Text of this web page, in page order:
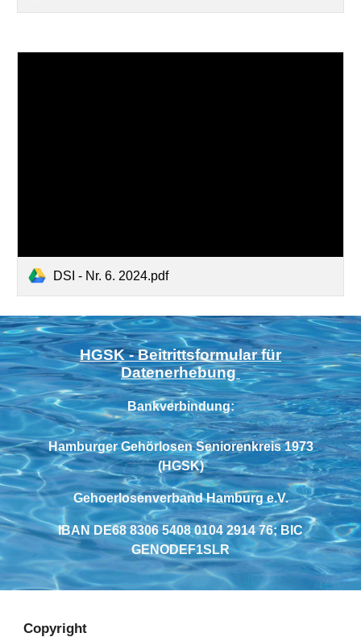
DSI - Nr. 6. 2024.pdf
HGSK - Beitrittsformular für
Datenerhebung
Bankverbindung:
Hamburger Gehörlosen Seniorenkreis 1973
(HGSK)
Gehoerlosenverband Hamburg e.V.
IBAN DE68 8306 5408 0104 2914 76; BIC
GENODEF1SLR
Copyright